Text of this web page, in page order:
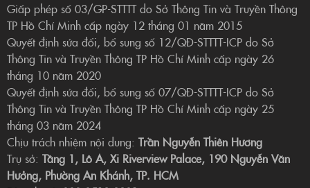
Giấp phép số 03/GP-STTTT do Sở Thông Tin và Truyền Thông
TP Hồ Chí Minh cấp ngày 12 tháng 01 năm 2015
Quyết định sửa đổi, bổ sung số 12/QĐ-STTTT-ICP do Sở
Thông Tin và Truyền Thông TP Hồ Chí Minh cấp ngày 26
tháng 10 năm 2020
Quyết định sửa đổi, bổ sung số 07/QĐ-STTTT-ICP do Sở
Thông Tin và Truyền Thông TP Hồ Chí Minh cấp ngày 25
tháng 03 năm 2024
Chịu trách nhiệm nội dung: Trần Nguyễn Thiên Hương
Trụ sở: Tầng 1, Lô A, Xi Riverview Palace, 190 Nguyễn Văn
Hưởng, Phường An Khánh, TP. HCM